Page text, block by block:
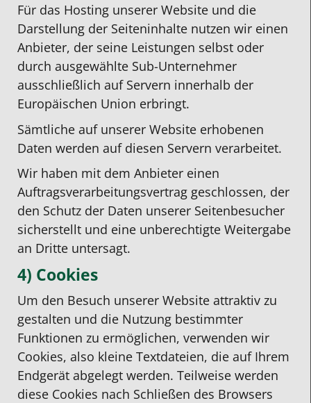
Für das Hosting unserer Website und die
Darstellung der Seiteninhalte nutzen wir einen
Anbieter, der seine Leistungen selbst oder
durch ausgewählte Sub-Unternehmer
ausschließlich auf Servern innerhalb der
Europäischen Union erbringt.
Sämtliche auf unserer Website erhobenen
Daten werden auf diesen Servern verarbeitet.
Wir haben mit dem Anbieter einen
Auftragsverarbeitungsvertrag geschlossen, der
den Schutz der Daten unserer Seitenbesucher
sicherstellt und eine unberechtigte Weitergabe
an Dritte untersagt.
4) Cookies
Um den Besuch unserer Website attraktiv zu
gestalten und die Nutzung bestimmter
Funktionen zu ermöglichen, verwenden wir
Cookies, also kleine Textdateien, die auf Ihrem
Endgerät abgelegt werden. Teilweise werden
diese Cookies nach Schließen des Browsers